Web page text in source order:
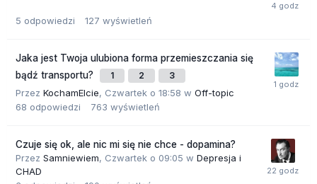
5 odpowiedzi 127 wyświetleń
Jaka jest Twoja ulubiona forma przemieszczania się
bądź transportu?
1 2 3
Przez KochamElcie, Czwartek o 18:58 w Off-topic
68 odpowiedzi 763 wyświetleń
Czuje się ok, ale nic mi się nie chce - dopamina?
Przez Samniewiem, Czwartek o 09:05 w Depresja i
CHAD